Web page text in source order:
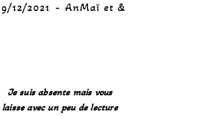
12/2021 AnMaï et &
Je suis absente mais vous
laisse avec un peu de lecture